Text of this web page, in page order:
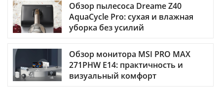
Обзор пылесоса Dreame Z40
AquaCycle Pro: сухая и влажная
уборка без усилий
Обзор монитора MSI PRO MAX
271PHW E14: практичность и
визуальный комфорт